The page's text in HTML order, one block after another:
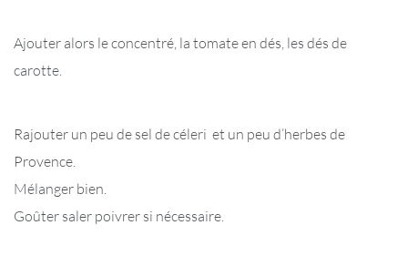
Ajouter alors le concentré, la tomate en dés, les dés de
carotte.
Rajouter un peu de sel de céleri et un peu d’herbes de
Provence.
Mélanger bien.
Goûter saler poivrer si nécessaire.